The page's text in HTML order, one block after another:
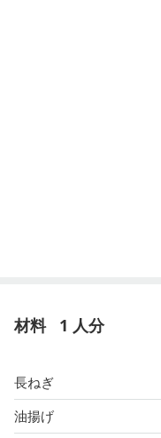
材料 1 人分
長ねぎ
油揚げ